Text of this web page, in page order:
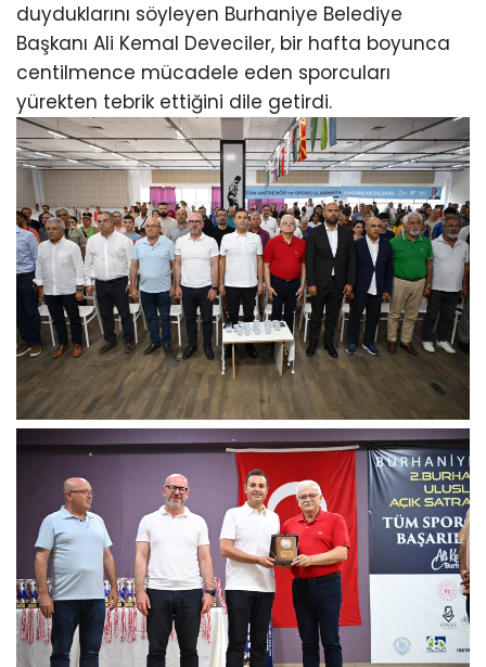
duyduklarını söyleyen Burhaniye Belediye
Başkanı Ali Kemal Deveciler, bir hafta boyunca
centilmence mücadele eden sporcuları
yürekten tebrik ettiğini dile getirdi.